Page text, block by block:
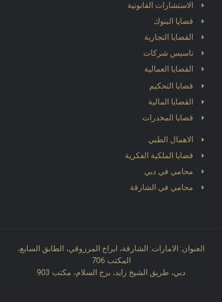
الاستشارات القانونية
قضايا البنوك
القضايا التجارية
تاسيس شركات
القضايا العمالية
قضايا التحكيم
القضايا المالية
قضايا المخدرات
الاهمال الطبي
قضايا الملكية الفكرية
محامي في دبي
محامي في الشارقة
العنوان: الامارات: الشارقة، ابراج المرزوقي، الطابق السابع،
المكتب 706
دبي، طريق الشيخ زايد، برج السلام، مكتب 903